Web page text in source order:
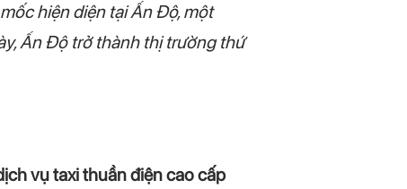
hiện diện tại Ấn Độ, một
Ấn Độ trở thành thị trường thứ
vụ taxi thuần điện cao cấp